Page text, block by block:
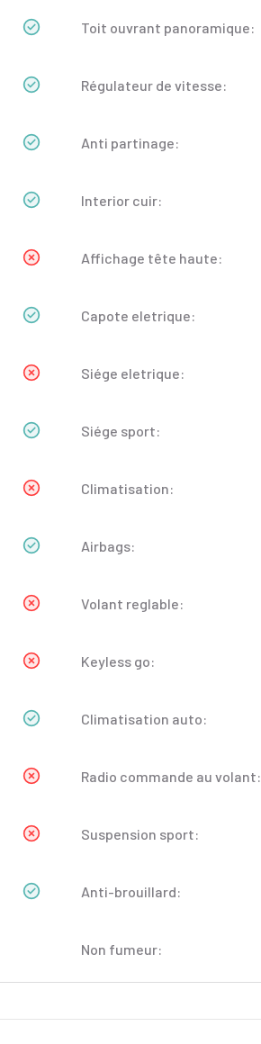
Toit ouvrant panoramique:
Régulateur de vitesse:
Anti partinage:
Interior cuir:
Affichage tête haute:
Capote eletrique:
Siége eletrique:
Siége sport:
Climatisation:
Airbags:
Volant reglable:
Keyless go:
Climatisation auto:
Radio commande au volant:
Suspension sport:
Anti-brouillard:
Non fumeur: